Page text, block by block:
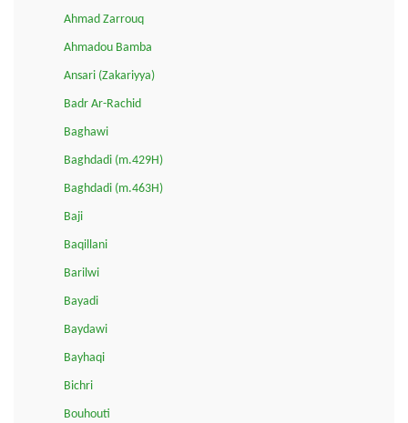
Ahmad Zarrouq
Ahmadou Bamba
Ansari (Zakariyya)
Badr Ar-Rachid
Baghawi
Baghdadi (m.429H)
Baghdadi (m.463H)
Baji
Baqillani
Barilwi
Bayadi
Baydawi
Bayhaqi
Bichri
Bouhouti